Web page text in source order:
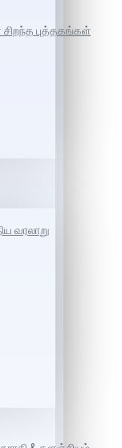
புத்தகங்கள்
வரலாறு